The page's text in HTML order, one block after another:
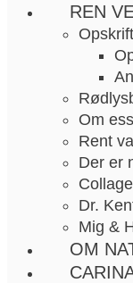
REN
Om
Rent
Der er
Dr.
Mig &
OM